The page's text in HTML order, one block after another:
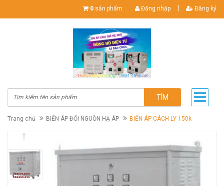
0 sản phẩm Đăng nhập Đăng ký
TÌM
Trang chủ BIẾN ÁP ĐỔI NGUỒN HẠ ÁP BIẾN ÁP CÁCH LY 150k